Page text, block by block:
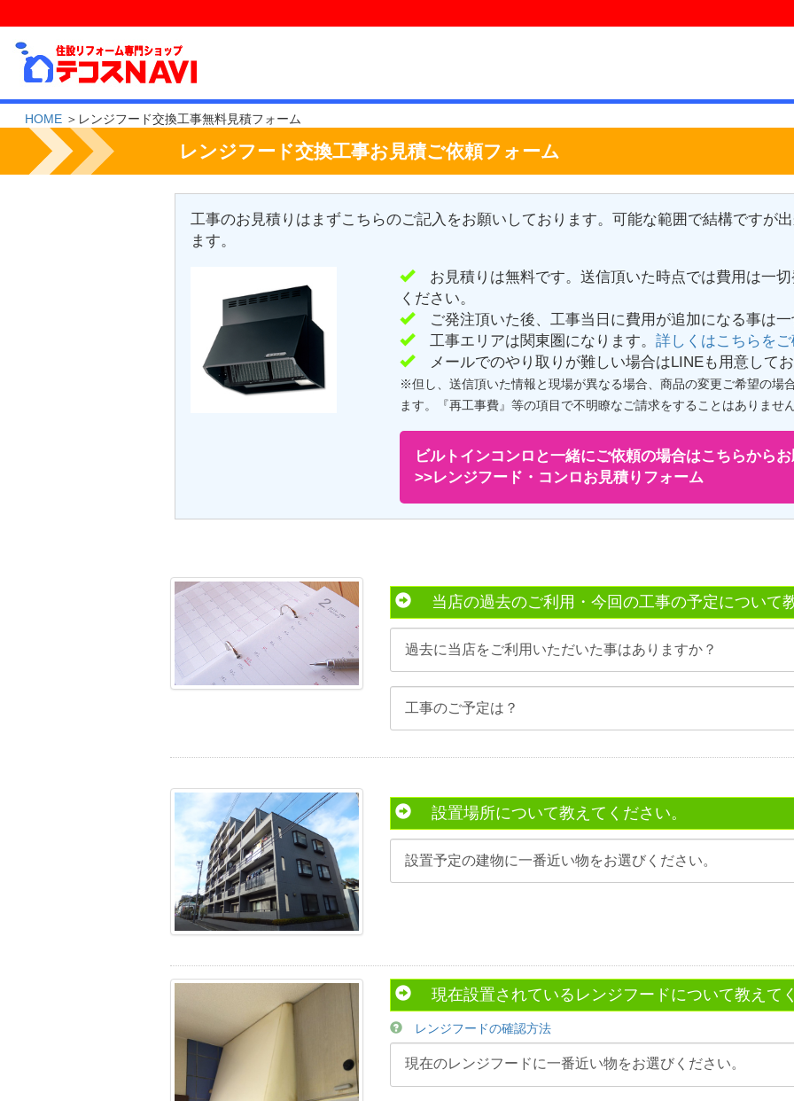
HOME ＞レンジフード交換工事無料見積フォーム
レンジフード交換工事お見積ご依頼フォーム
工事のお見積りはまずこちらのご記入をお願いしております。可能な範囲で結構ですが
ます。
お見積りは無料です。送信頂いた時点では費用は一
ください。
ご発注頂いた後、工事当日に費用が追加になる事は
工事エリアは関東圏になります。 詳しくはこちらをご
メールでのやり取りが難しい場合はLINEも用意してお
※但し、送信頂いた情報と現場が異なる場合、商品の変更ご希望の場
ます。『再工事費』等の項目で不明瞭なご請求をすることはありません
ビルトインコンロと一緒にご依頼の場合はこちらからお
>>レンジフード・コンロお見積りフォーム
当店の過去のご利用・今回の工事の予定について
設置場所について教えてください。
現在設置されているレンジフードについて教えて
レンジフードの確認方法